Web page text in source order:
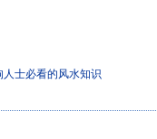
人士必看的风水知识